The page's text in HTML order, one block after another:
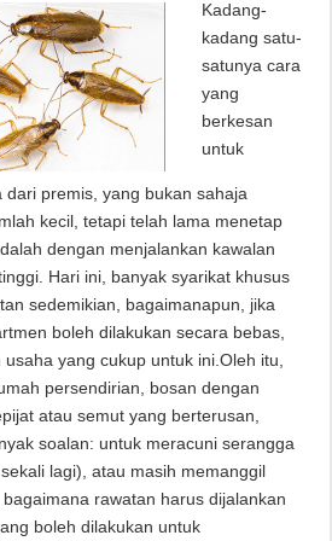
Kadang-
kadang satu-
satunya cara
yang
berkesan
untuk
premis, yang bukan sahaja
kecil, tetapi telah lama menetap
dengan menjalankan kawalan
Hari ini, banyak syarikat khusus
sedemikian, bagaimanapun, jika
boleh dilakukan secara bebas,
yang cukup untuk ini.Oleh itu,
persendirian, bosan dengan
atau semut yang berterusan,
soalan: untuk meracuni serangga
lagi), atau masih memanggil
rawatan harus dijalankan
boleh dilakukan untuk